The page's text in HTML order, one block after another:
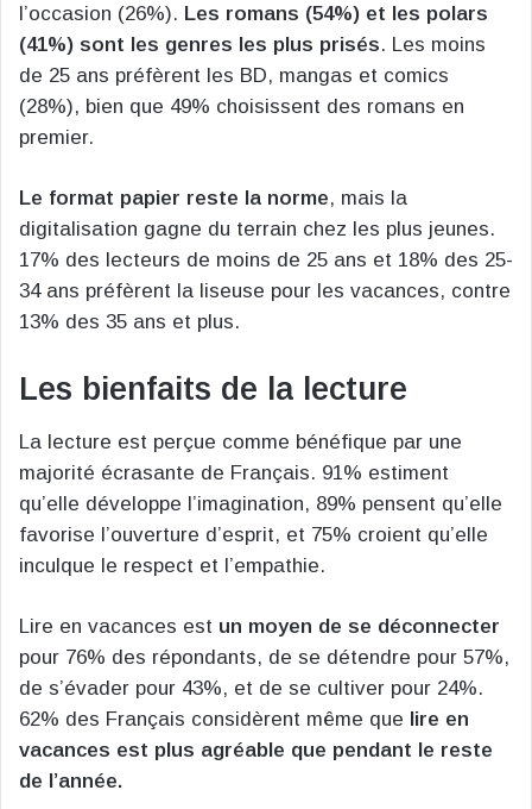
l’occasion (26%). Les romans (54%) et les polars
(41%) sont les genres les plus prisés. Les moins
de 25 ans préfèrent les BD, mangas et comics
(28%), bien que 49% choisissent des romans en
premier.
Le format papier reste la norme, mais la
digitalisation gagne du terrain chez les plus jeunes.
17% des lecteurs de moins de 25 ans et 18% des 25-
34 ans préfèrent la liseuse pour les vacances, contre
13% des 35 ans et plus.
Les bienfaits de la lecture
La lecture est perçue comme bénéfique par une
majorité écrasante de Français. 91% estiment
qu’elle développe l’imagination, 89% pensent qu’elle
favorise l’ouverture d’esprit, et 75% croient qu’elle
inculque le respect et l’empathie.
Lire en vacances est un moyen de se déconnecter
pour 76% des répondants, de se détendre pour 57%,
de s’évader pour 43%, et de se cultiver pour 24%.
62% des Français considèrent même que lire en
vacances est plus agréable que pendant le reste
de l’année.